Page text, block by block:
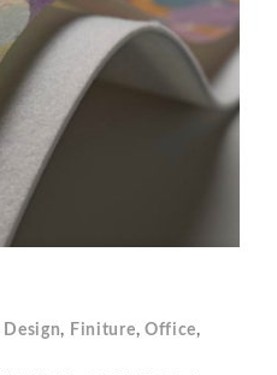
Design, Finiture, Office,